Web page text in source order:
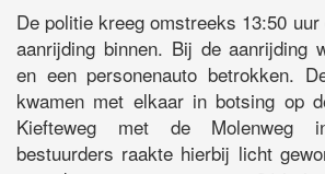
De politie kreeg omstreeks 13:50
aanrijding binnen. Bij de aanrijding
en een personenauto betrokken.
kwamen met elkaar in botsing op
Kiefteweg met de Molenweg
bestuurders raakte hierbij licht